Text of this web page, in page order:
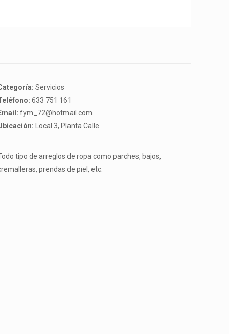
Servicios
633 751 161
fym_72@hotmail.com
Local 3, Planta Calle
tipo de arreglos de ropa como parches, bajos,
prendas de piel, etc.